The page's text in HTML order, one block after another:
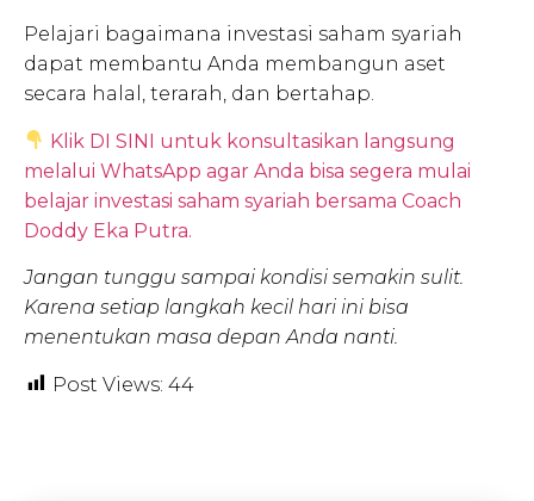
Pelajari bagaimana investasi saham syariah
dapat membantu Anda membangun aset
secara halal, terarah, dan bertahap.
Klik DI SINI untuk konsultasikan langsung
melalui WhatsApp agar Anda bisa segera mulai
belajar investasi saham syariah bersama Coach
Doddy Eka Putra.
Jangan tunggu sampai kondisi semakin sulit.
Karena setiap langkah kecil hari ini bisa
menentukan masa depan Anda nanti.
Post Views: 44